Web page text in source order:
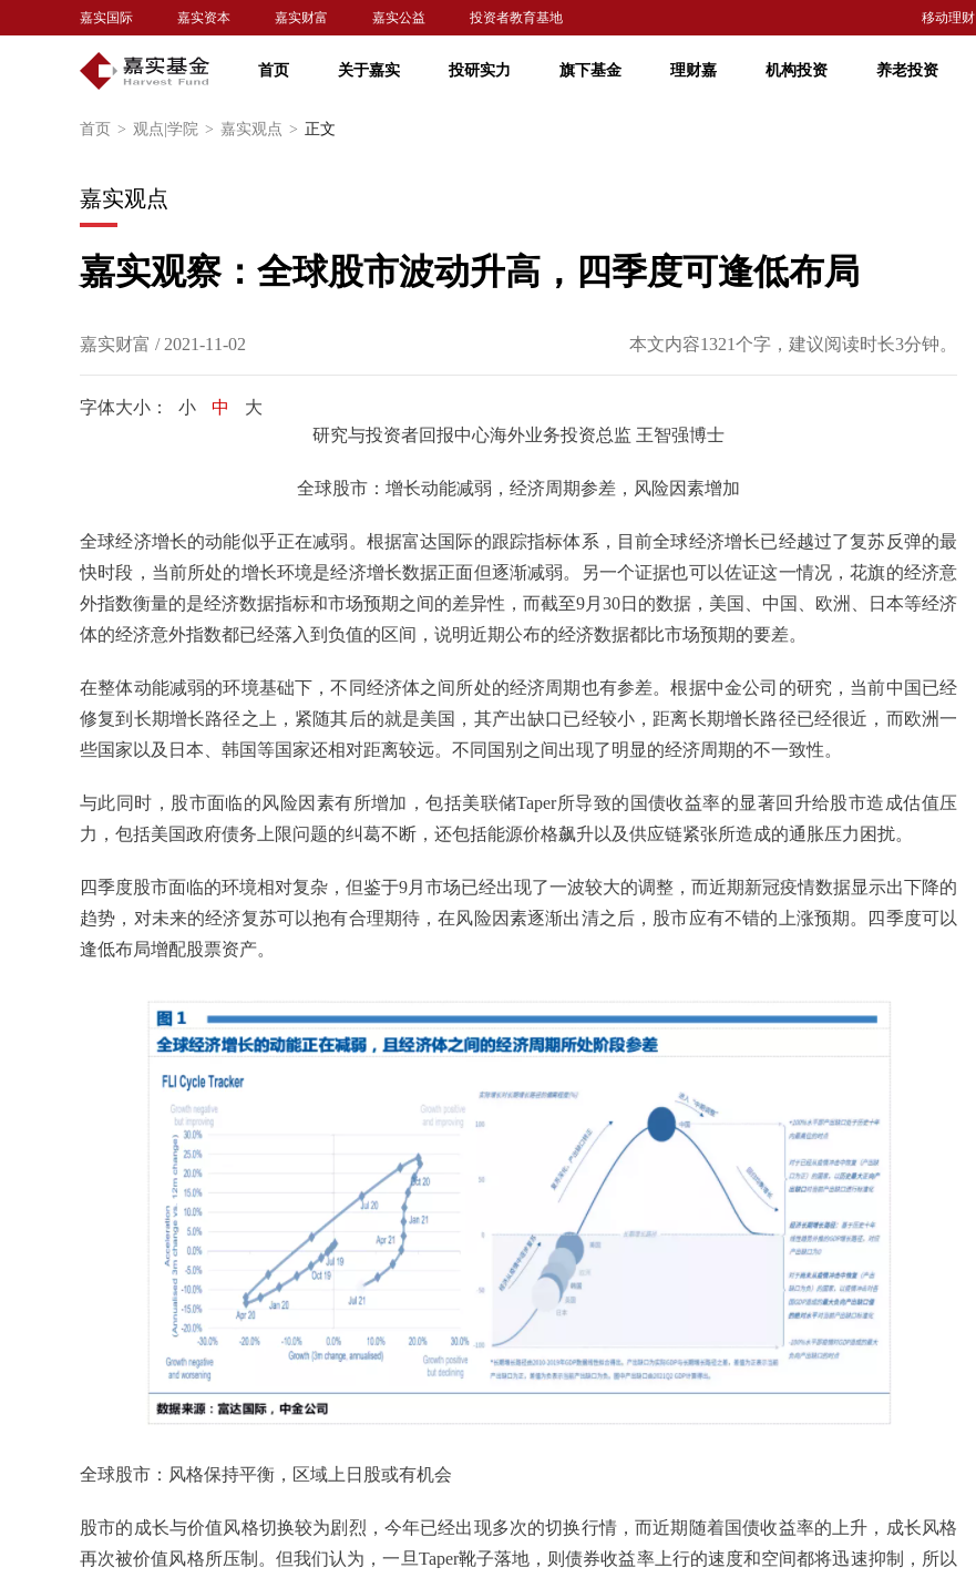
嘉实国际 嘉实资本 嘉实财富 嘉实公益 投资者教育基地 移动理财
首页 关于嘉实 投研实力 旗下基金 理财嘉 机构投资 养老投资
首页 > 观点|学院 > 嘉实观点 > 正文
嘉实观点
嘉实观察：全球股市波动升高，四季度可逢低布局
嘉实财富 / 2021-11-02 本文内容1321个字，建议阅读时长3分钟。
字体大小： 小 中
大
研究与投资者回报中心海外业务投资总监 王智强博士
全球股市：增长动能减弱，经济周期参差，风险因素增加
全球经济增长的动能似乎正在减弱。根据富达国际的跟踪指标体系，目前全球经济增长已经越过了复苏反弹的最
快时段，当前所处的增长环境是经济增长数据正面但逐渐减弱。另一个证据也可以佐证这一情况，花旗的经济意
外指数衡量的是经济数据指标和市场预期之间的差异性，而截至9月30日的数据，美国、中国、欧洲、日本等经济
体的经济意外指数都已经落入到负值的区间，说明近期公布的经济数据都比市场预期的要差。
在整体动能减弱的环境基础下，不同经济体之间所处的经济周期也有参差。根据中金公司的研究，当前中国已经
修复到长期增长路径之上，紧随其后的就是美国，其产出缺口已经较小，距离长期增长路径已经很近，而欧洲一
些国家以及日本、韩国等国家还相对距离较远。不同国别之间出现了明显的经济周期的不一致性。
与此同时，股市面临的风险因素有所增加，包括美联储Taper所导致的国债收益率的显著回升给股市造成估值压
力，包括美国政府债务上限问题的纠葛不断，还包括能源价格飙升以及供应链紧张所造成的通胀压力困扰。
四季度股市面临的环境相对复杂，但鉴于9月市场已经出现了一波较大的调整，而近期新冠疫情数据显示出下降的
趋势，对未来的经济复苏可以抱有合理期待，在风险因素逐渐出清之后，股市应有不错的上涨预期。四季度可以
逢低布局增配股票资产。
全球股市：风格保持平衡，区域上日股或有机会
股市的成长与价值风格切换较为剧烈，今年已经出现多次的切换行情，而近期随着国债收益率的上升，成长风格
再次被价值风格所压制。但我们认为，一旦Taper靴子落地，则债券收益率上行的速度和空间都将迅速抑制，所以